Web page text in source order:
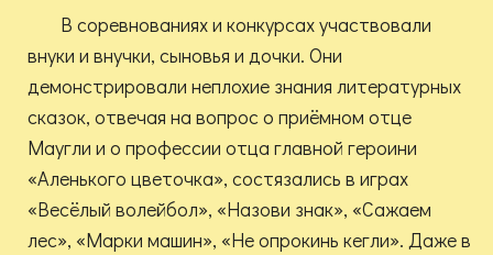
В соревнованиях и конкурсах участвовали
внуки и внучки, сыновья и дочки. Они
демонстрировали неплохие знания литературных
сказок, отвечая на вопрос о приёмном отце
Маугли и о профессии отца главной героини
«Аленького цветочка», состязались в играх
«Весёлый волейбол», «Назови знак», «Сажаем
лес», «Марки машин», «Не опрокинь кегли». Даже в